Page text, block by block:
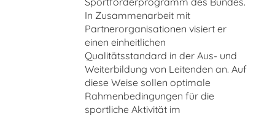
In Zusammenarbeit mit
Partnerorganisationen visiert er
einen einheitlichen
Qualitätsstandard in der Aus- und
Weiterbildung von Leitenden an. Auf
diese Weise sollen optimale
Rahmenbedingungen für die
sportliche Aktivität im